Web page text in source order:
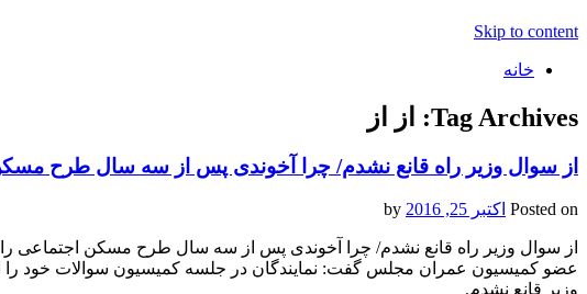
Skip to content
خانه
Tag Archives: از از
از سوال وزیر راه قانع نشدم/ چرا آخوندی پس از سه سال طرح
Posted on اکتبر 25, 2016
از سوال وزیر راه قانع نشدم/ چرا آخوندی پس از سه سال طرح مسکن اجتماعی را
عضو کمیسیون عمران مجلس گفت: نمایندگان در جلسه کمیسیون سوالات خود را از
وزیر قانع نشدم.